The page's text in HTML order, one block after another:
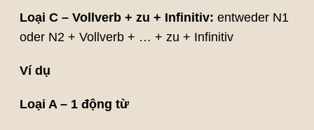
Loại C – Vollverb + zu + Infinitiv: entweder N1
oder N2 + Vollverb + … + zu + Infinitiv
Ví dụ
Loại A – 1 động từ